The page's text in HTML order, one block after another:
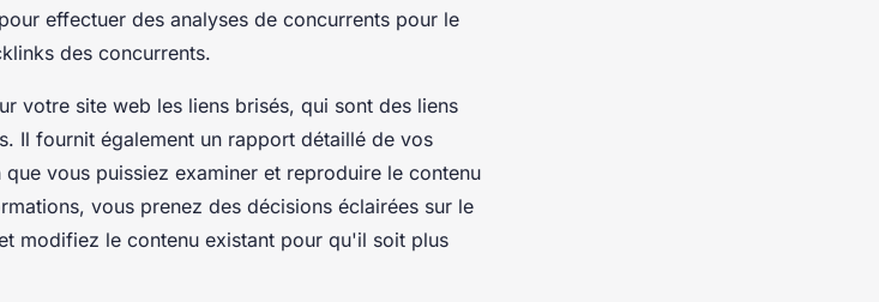
effectuer des analyses de concurrents pour le
des concurrents.
votre site web les liens brisés, qui sont des liens
Il fournit également un rapport détaillé de vos
vous puissiez examiner et reproduire le contenu
vous prenez des décisions éclairées sur le
modifiez le contenu existant pour qu'il soit plus